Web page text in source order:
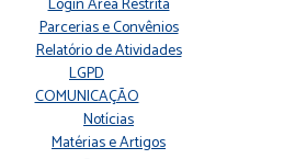
Parcerias e Convênios
Relatório de Atividades
LGPD
COMUNICAÇÃO
Notícias
Matérias e Artigos